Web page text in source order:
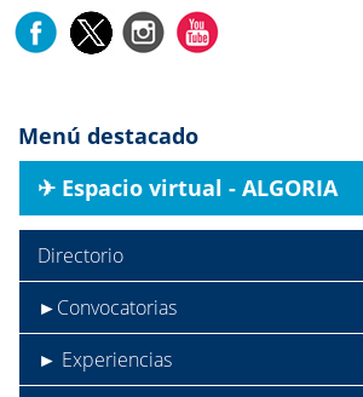
Menú destacado
✈︎ Espacio virtual - ALGORIA
Directorio
►Convocatorias
► Experiencias